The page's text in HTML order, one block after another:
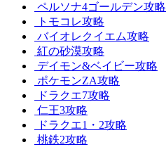
ペルソナ4ゴールデン攻略
トモコレ攻略
バイオレクイエム攻略
紅の砂漠攻略
デイモン&ベイビー攻略
ポケモンZA攻略
ドラクエ7攻略
仁王3攻略
ドラクエ1・2攻略
桃鉄2攻略